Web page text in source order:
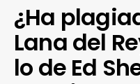
¿Ha
Lana del
lo de Ed